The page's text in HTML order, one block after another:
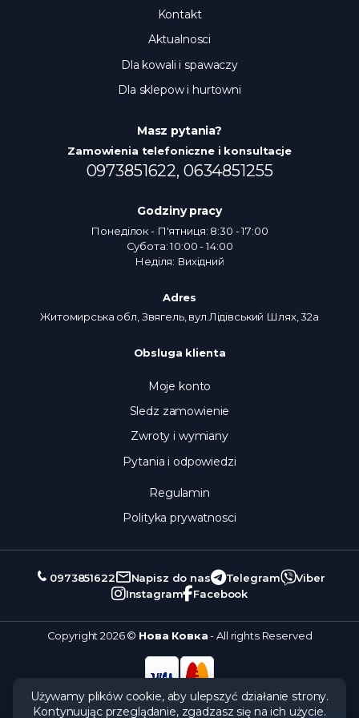
Kontakt
Aktualnosci
Dla kowali i spawaczy
Dla sklepow i hurtowni
Masz pytania?
Zamowienia telefoniczne i konsultacje
0973851622, 0634851255
Godziny pracy
Понеділок - П'ятниця: 8:30 - 17:00
Субота: 10:00 - 14:00
Неділя: Вихідний
Adres
Житомирська обл, Звягель, вул.Лідівський Шлях, 32а
Obsluga klienta
Moje konto
Sledz zamowienie
Zwroty i wymiany
Pytania i odpowiedzi
Regulamin
Polityka prywatnosci
0973851622 Napisz do nas Telegram
Viber
Instagram
Facebook
Copyright 2026 © Нова Ковка- All rights Reserved
Używamy plików cookie, aby ulepszyć działanie strony.
Kontynuując przeglądanie, zgadzasz się na ich użycie.